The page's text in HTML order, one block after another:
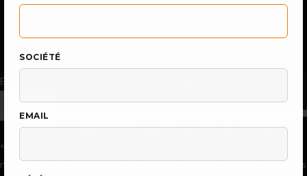
SOCIÉTÉ
EMAIL
Qui sommes-nous
En continuant à utiliser le site, vous acceptez l’utilisation des cookies.
Plus d’informations
Accepter
Les paramètres des cookies sur ce site sont définis sur
« accepter les cookies » pour vous offrir la meilleure expérience de
navigation possible. Si vous continuez à utiliser ce site sans changer vos